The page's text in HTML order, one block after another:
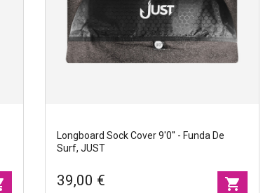
Longboard Sock Cover 9'0'' - Funda De
Surf, JUST
39,00 € shopping_cart